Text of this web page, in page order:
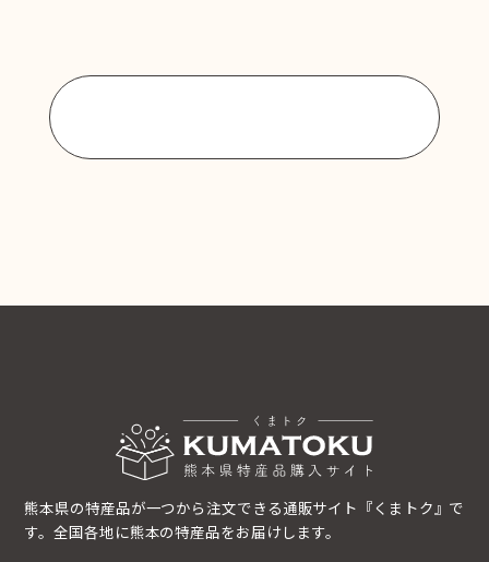
熊本県の特産品が一つから注文できる通販サイト『くまトク』で
す。全国各地に熊本の特産品をお届けします。